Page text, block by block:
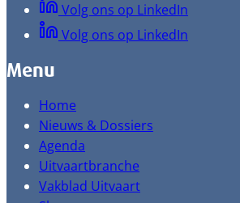
Volg ons op LinkedIn
Volg ons op LinkedIn
Menu
Home
Nieuws & Dossiers
Agenda
Uitvaartbranche
Vakblad Uitvaart